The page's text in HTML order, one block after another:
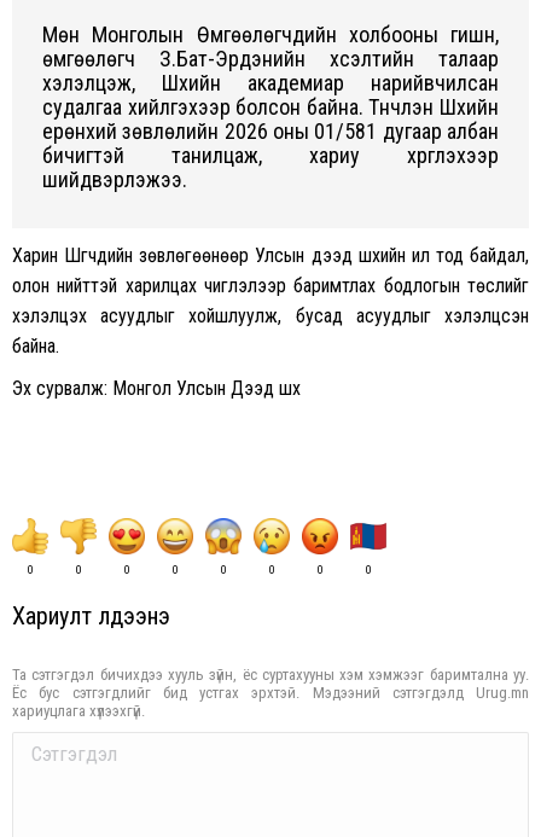
Мөн Монголын Өмгөөлөгчдийн холбооны гишүүн,
өмгөөлөгч З.Бат-Эрдэнийн хүсэлтийн талаар
хэлэлцэж, Шүүхийн академиар нарийвчилсан
судалгаа хийлгэхээр болсон байна. Түүнчлэн Шүүхийн
ерөнхий зөвлөлийн 2026 оны 01/581 дугаар албан
бичигтэй танилцаж, хариу хүргүүлэхээр
шийдвэрлэжээ.
Харин Шүүгчдийн зөвлөгөөнөөр Улсын дээд шүүхийн ил тод байдал,
олон нийттэй харилцах чиглэлээр баримтлах бодлогын төслийг
хэлэлцэх асуудлыг хойшлуулж, бусад асуудлыг хэлэлцсэн
байна.
Эх сурвалж: Монгол Улсын Дээд шүүх
0 0 0 0 0 0 0 0
Хариулт үлдээнэ үү
Та сэтгэгдэл бичихдээ хууль зүйн, ёс суртахууны хэм хэмжээг баримтална уу.
Ёс бус сэтгэгдлийг бид устгах эрхтэй. Мэдээний сэтгэгдэлд Urug.mn
хариуцлага хүлээхгүй.
Comment